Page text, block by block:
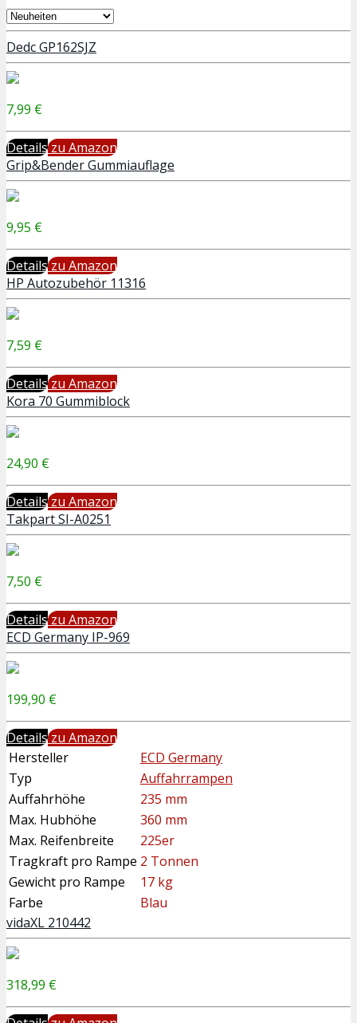
Dedc GP162SJZ
7,99 €
Detailszu Amazon
Grip&Bender Gummiauflage
9,95 €
Detailszu Amazon
HP Autozubehör 11316
7,59 €
Detailszu Amazon
Kora 70 Gummiblock
24,90 €
Detailszu Amazon
Takpart SI-A0251
7,50 €
Detailszu Amazon
ECD Germany IP-969
199,90 €
Detailszu Amazon
Hersteller
ECD Germany
Typ
Auffahrrampen
Auffahrhöhe
235 mm
Max. Hubhöhe
360 mm
Max. Reifenbreite
225er
Tragkraft pro Rampe 2 Tonnen
Gewicht pro Rampe
17 kg
Farbe
Blau
vidaXL 210442
318,99 €